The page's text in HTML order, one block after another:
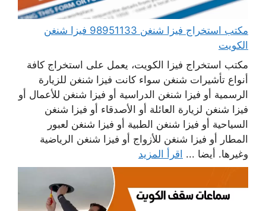
مكتب استخراج فيزا شنغن 98951133 فيزا شنغن
الكويت
مكتب استخراج فيزا الكويت، يعمل على استخراج كافة
أنواع تأشيرات شنغن سواء كانت فيزا شنغن للزيارة
الرسمية أو فيزا شنغن الدراسية أو فيزا شنغن للأعمال أو
فيزا شنغن لزيارة العائلة أو الأصدقاء أو فيزا شنغن
السياحية أو فيزا شنغن الطبية أو فيزا شنغن لعبور
المطار أو فيزا شنغن للأزواج أو فيزا شنغن الرياضية
وغيرها. أيضا ... اقرأ المزيد